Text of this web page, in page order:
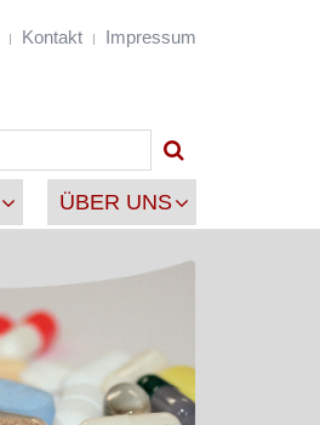
Kontakt Impressum
ÜBER UNS